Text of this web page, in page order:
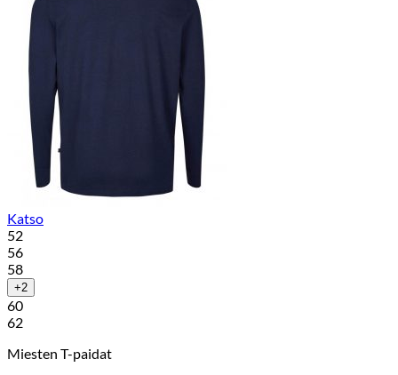
Katso
52
56
58
+2
60
62
Miesten T-paidat